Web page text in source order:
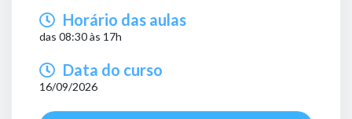
Horário das aulas
das 08:30 às 17h
Data do curso
16/09/2026